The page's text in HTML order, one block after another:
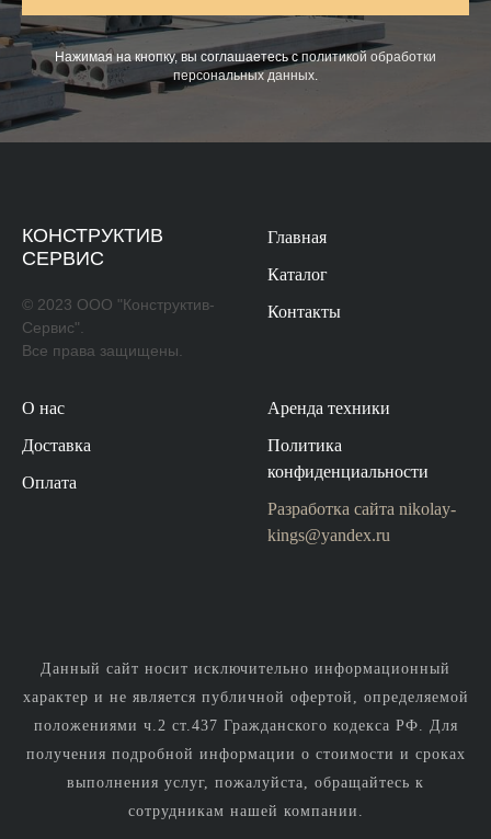
Нажимая на кнопку, вы соглашаетесь сполитикой обработки
персональных данных.
КОНСТРУКТИВ
СЕРВИС
© 2023 ООО "Конструктив-
Сервис".
Все права защищены.
Главная
Каталог
Контакты
О нас
Доставка
Оплата
Аренда техники
Политика
конфиденциальности
Разработка сайта nikolay-
kings@yandex.ru
Данный сайт носит исключительно информационный
характер и не является публичной офертой, определяемой
положениями ч.2 ст.437 Гражданского кодекса РФ. Для
получения подробной информации о стоимости и сроках
выполнения услуг, пожалуйста, обращайтесь к
сотрудникам нашей компании.